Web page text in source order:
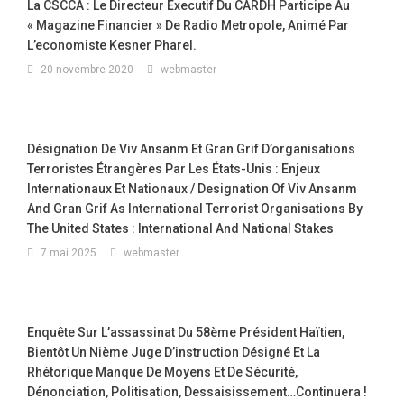
La CSCCA : Le Directeur Executif Du CARDH Participe Au
« Magazine Financier » De Radio Metropole, Animé Par
L’economiste Kesner Pharel.
20 novembre 2020 webmaster
Désignation De Viv Ansanm Et Gran Grif D’organisations
Terroristes Étrangères Par Les États-Unis : Enjeux
Internationaux Et Nationaux / Designation Of Viv Ansanm
And Gran Grif As International Terrorist Organisations By
The United States : International And National Stakes
7 mai 2025 webmaster
Enquête Sur L’assassinat Du 58ème Président Haïtien,
Bientôt Un Nième Juge D’instruction Désigné Et La
Rhétorique Manque De Moyens Et De Sécurité,
Dénonciation, Politisation, Dessaisissement…continuera !